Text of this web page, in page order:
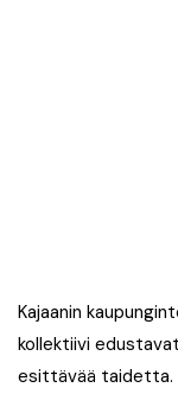
Kajaanin
kollektiivi
esittävää taidetta.